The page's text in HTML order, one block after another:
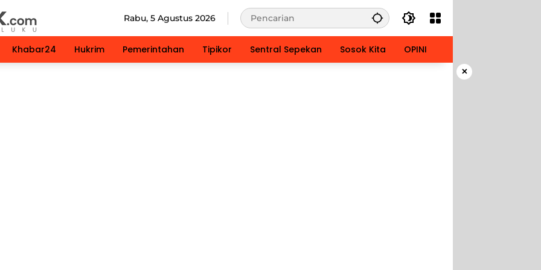
Rabu, 5 Agustus 2026
Khabar24 Hukrim Pemerintahan Tipikor Sentral Sepekan Sosok Kita OPINI
×